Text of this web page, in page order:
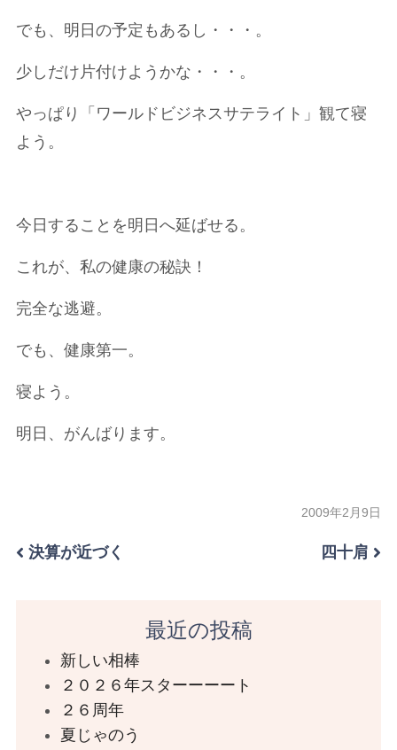
でも、明日の予定もあるし・・・。
少しだけ片付けようかな・・・。
やっぱり「ワールドビジネスサテライト」観て寝
よう。
今日することを明日へ延ばせる。
これが、私の健康の秘訣！
完全な逃避。
でも、健康第一。
寝よう。
明日、がんばります。
2009年2月9日
決算が近づく 四十肩
最近の投稿
新しい相棒
２０２６年スターーーート
２６周年
夏じゃのう